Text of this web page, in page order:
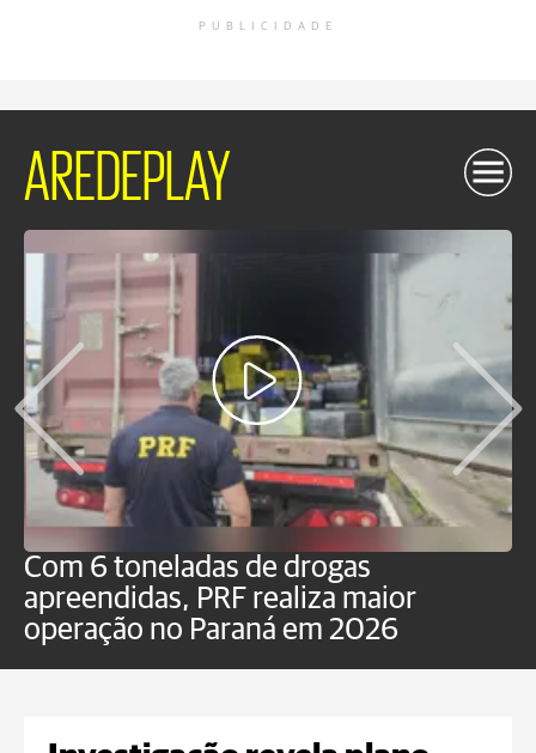
PUBLICIDADE
AREDEPLAY
Com 6 toneladas de drogas
apreendidas, PRF realiza maior
operação no Paraná em 2026